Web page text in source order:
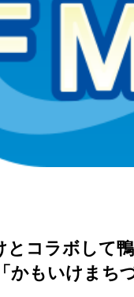
とコラボして
かもいけまち